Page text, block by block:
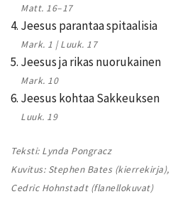
Matt. 16–17
4. Jeesus parantaa spitaalisia
Mark. 1 | Luuk. 17
5. Jeesus ja rikas nuorukainen
Mark. 10
6. Jeesus kohtaa Sakkeuksen
Luuk. 19
Teksti: Lynda Pongracz
Kuvitus: Stephen Bates (kierrekirja),
Cedric Hohnstadt (flanellokuvat)